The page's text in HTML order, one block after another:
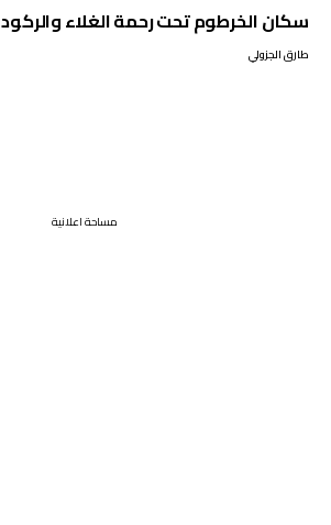
سكان الخرطوم تحت رحمة الغلاء والركود
طارق الجزولي
مساحة اعلانية